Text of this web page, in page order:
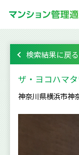
検索結果に戻る
ザ・ヨコハマ
神奈川県横浜市神